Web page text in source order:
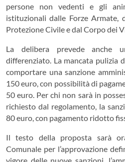
persone non vedenti e gli
istituzionali dalle Forze Armate,
Protezione Civile e dal Corpo dei
La delibera prevede anche
differenziato. La mancata pulizia
comportare una sanzione
150 euro, con possibilità di
50 euro. Per chi non sarà in
richiesto dal regolamento, la
80 euro, con pagamento ridotto
Il testo della proposta sarà
Comunale per l’approvazione
vigore delle nuove sanzioni,